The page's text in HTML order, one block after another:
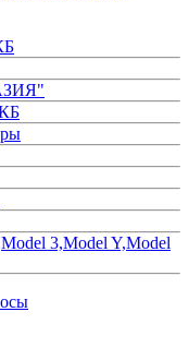
3,Model Y,Model